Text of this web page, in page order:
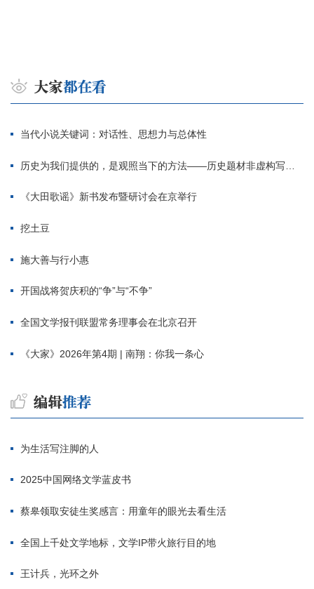
当代小说关键词：对话性、思想力与总体性
历史为我们提供的，是观照当下的方法——历史题材非虚构写作多人谈
《大田歌谣》新书发布暨研讨会在京举行
挖土豆
施大善与行小惠
开国战将贺庆积的“争”与“不争”
全国文学报刊联盟常务理事会在北京召开
《大家》2026年第4期 | 南翔：你我一条心
为生活写注脚的人
2025中国网络文学蓝皮书
蔡皋领取安徒生奖感言：用童年的眼光去看生活
全国上千处文学地标，文学IP带火旅行目的地
王计兵，光环之外